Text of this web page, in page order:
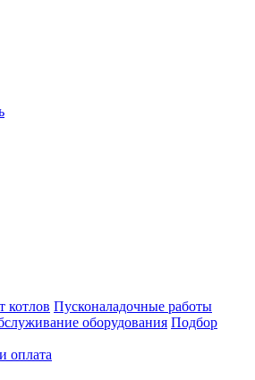
котлов Пусконаладочные работы
оборудования Подбор
оплата